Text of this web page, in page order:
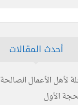
أحدث المقالات
لأهل الأعمال الصالحة
الأول